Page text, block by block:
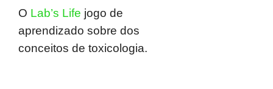
O Lab’s Life jogo de
aprendizado sobre dos
conceitos de toxicologia.